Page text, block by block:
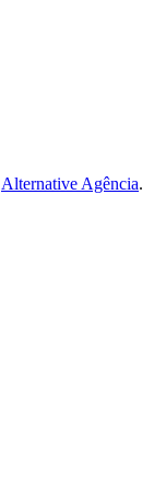
Alternative Agência.